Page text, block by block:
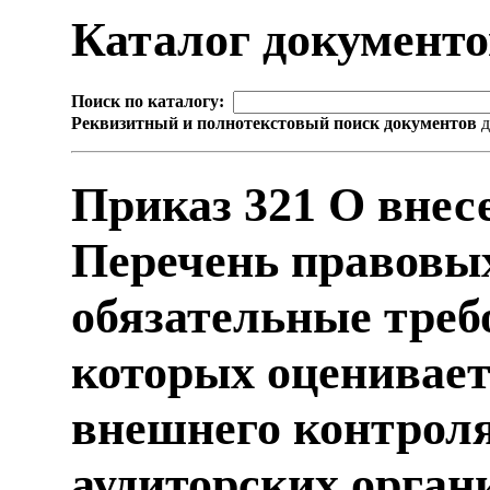
Каталог
Поиск по каталогу:
Реквизитный и полнотекстовый поиск документов
Приказ 321 О
Перечень
обязательные
которых
внешнего